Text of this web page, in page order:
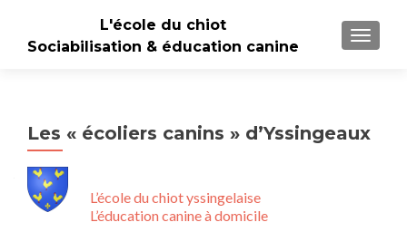
L'école du chiot
Sociabilisation & éducation canine
Les « écoliers canins » d’Yssingeaux
L’école du chiot yssingelaise
L’éducation canine à domicile